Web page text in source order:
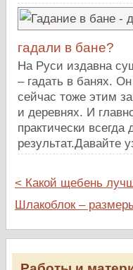
гадали в бане?
На Руси издавна
– гадать в банях.
сейчас тоже этим
и деревнях. И
практически
результат.Давайте
< Какой щебень
Шлакоблок –